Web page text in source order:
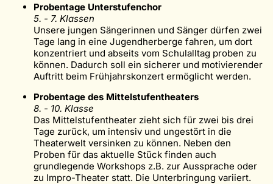
Probentage Unterstufenchor
5. - 7. Klassen
Unsere jungen Sängerinnen und Sänger dürfen zwei
Tage lang in eine Jugendherberge fahren, um dort
konzentriert und abseits vom Schulalltag proben zu
können. Dadurch soll ein sicherer und motivierender
Auftritt beim Frühjahrskonzert ermöglicht werden.
Probentage des Mittelstufentheaters
8. - 10. Klasse
Das Mittelstufentheater zieht sich für zwei bis drei
Tage zurück, um intensiv und ungestört in die
Theaterwelt versinken zu können. Neben den
Proben für das aktuelle Stück finden auch
grundlegende Workshops z.B. zur Aussprache oder
zu Impro-Theater statt. Die Unterbringung variiert.